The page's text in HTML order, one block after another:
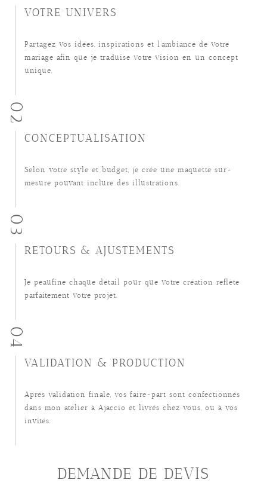
VOTRE UNIVERS
Partagez vos idées, inspirations et l’ambiance de votre
mariage afin que je traduise votre vision en un concept
unique.
02
CONCEPTUALISATION
Selon votre style et budget, je crée une maquette sur-
mesure pouvant inclure des illustrations.
03
RETOURS & AJUSTEMENTS
Je peaufine chaque détail pour que votre création reflète
parfaitement votre projet.
04
VALIDATION & PRODUCTION
Après validation finale, vos faire-part sont confectionnés
dans mon atelier à Ajaccio et livrés chez vous, ou à vos
invités.
DEMANDE DE DEVIS